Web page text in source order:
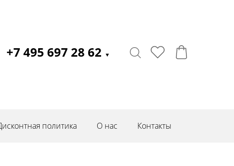
+7 495 697 28 62 ▼
политика О нас Контакты